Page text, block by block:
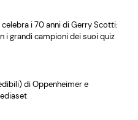
i 70 anni di Gerry Scotti:
i grandi campioni dei suoi quiz
di Oppenheimer e